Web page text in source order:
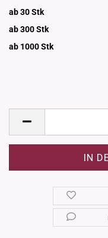
ab 30 Stk
ab 300 Stk
ab 1000Stk